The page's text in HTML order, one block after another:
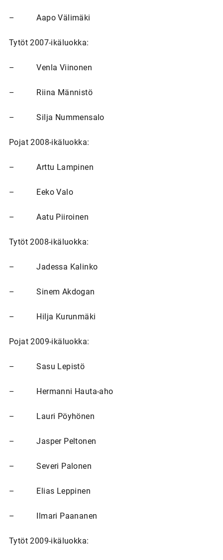
– Aapo Välimäki
Tytöt 2007-ikäluokka:
– Venla Viinonen
– Riina Männistö
– Silja Nummensalo
Pojat 2008-ikäluokka:
– Arttu Lampinen
– Eeko Valo
– Aatu Piiroinen
Tytöt 2008-ikäluokka:
– Jadessa Kalinko
– Sinem Akdogan
– Hilja Kurunmäki
Pojat 2009-ikäluokka:
– Sasu Lepistö
– Hermanni Hauta-aho
– Lauri Pöyhönen
– Jasper Peltonen
– Severi Palonen
– Elias Leppinen
– Ilmari Paananen
Tytöt 2009-ikäluokka: